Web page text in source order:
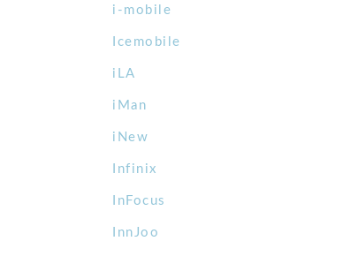
i-mobile
Icemobile
iLA
iMan
iNew
Infinix
InFocus
InnJoo